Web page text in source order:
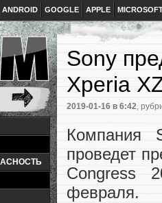
ANDROID GOOGLE APPLE
Sony
Xperia
2019-01-16 в 6:42,
Компания
проведет
Congress
февраля.